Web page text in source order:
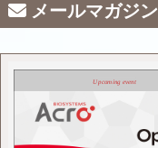
メールマガジン
Upcoming event